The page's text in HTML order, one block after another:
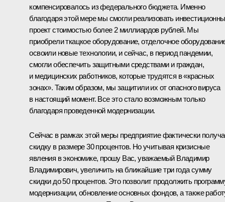
компенсировалось из федерального бюджета. Именно
благодаря этой мере мы смогли реализовать
проект стоимостью более 2 миллиардов рублей. Мы
приобрели ткацкое оборудование, отделочное
освоили новые технологии, и сейчас, в период пандемии,
смогли обеспечить защитными средствами и граждан,
и медицинских работников, которые трудятся в «красных
зонах». Таким образом, мы защитили их от опасного вируса
в настоящий момент. Все это стало возможным только
благодаря проведенной модернизации.
Сейчас в рамках этой меры предприятие фактически
скидку в размере 30 процентов. Но учитывая кризисные
явления в экономике, прошу Вас, уважаемый Владимир
Владимирович, увеличить на ближайшие три года сумму
скидки до 50 процентов. Это позволит продолжить
модернизации, обновление основных фондов, а также